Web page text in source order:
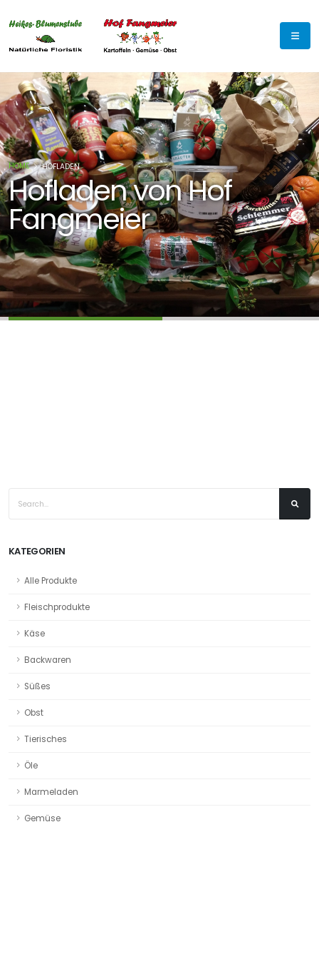
HOME HOFLADEN
Hofladen von Hof
Fangmeier
KATEGORIEN
Alle Produkte
Fleischprodukte
Käse
Backwaren
Süßes
Obst
Tierisches
Öle
Marmeladen
Gemüse
FLEISCHPRODUKTE